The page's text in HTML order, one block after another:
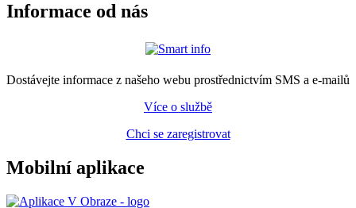
Informace od nás
Dostávejte informace z našeho webu prostřednictvím SMS a e-mailů
Více o službě
Chci se zaregistrovat
Mobilní aplikace